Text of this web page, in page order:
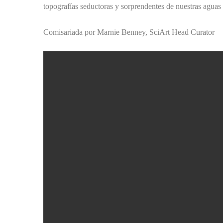
topografías seductoras y sorprendentes de nuestras
Comisariada por Marnie Benney, SciArt Head Curator